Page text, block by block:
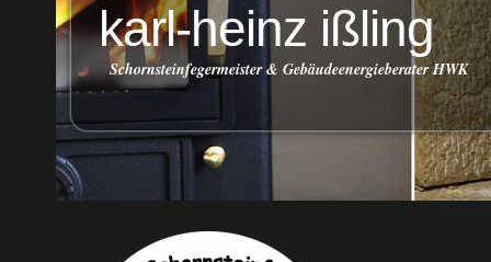
karl-heinz ißling
Schornsteinfegermeister & Gebäudeenergieberater HWK